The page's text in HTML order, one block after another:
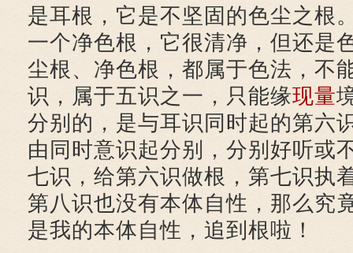
是耳根，它是不坚固的色尘之根
一个净色根，它很清净，但还是
尘根、净色根，都属于色法，不
识，属于五识之一，只能缘现量
分别的，是与耳识同时起的第六
由同时意识起分别，分别好听或
七识，给第六识做根，第七识执
第八识也没有本体自性，那么究
是我的本体自性，追到根啦！